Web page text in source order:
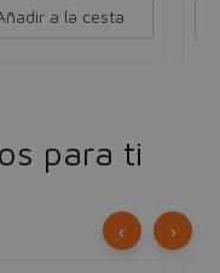
a la cesta
para ti
‹ ›